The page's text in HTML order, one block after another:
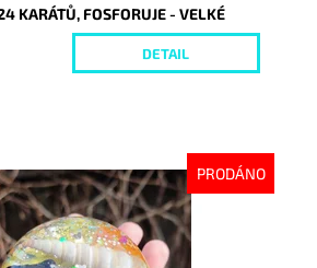
KARÁTŮ, FOSFORUJE - VELKÉ
DETAIL
PRODÁNO